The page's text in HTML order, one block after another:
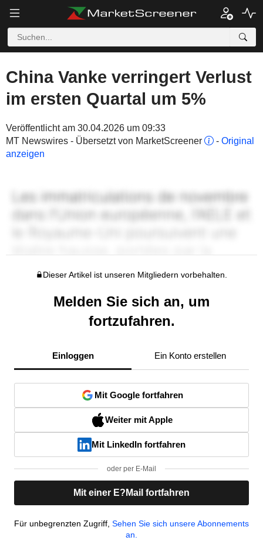
China Vanke verringert Verlust
im ersten Quartal um 5%
Veröffentlicht am 30.04.2026 um 09:33
MT Newswires - Übersetzt von MarketScreener
- Original
anzeigen
Dieser Artikel ist unseren Mitgliedern vorbehalten.
Melden Sie sich an, um
fortzufahren.
Einloggen Ein Konto erstellen
Mit Google fortfahren
Weiter mit Apple
Mit LinkedIn fortfahren
oder per E-Mail
Mit einer E?Mail fortfahren
Für unbegrenzten Zugriff, Sehen Sie sich unsere Abonnements
an.